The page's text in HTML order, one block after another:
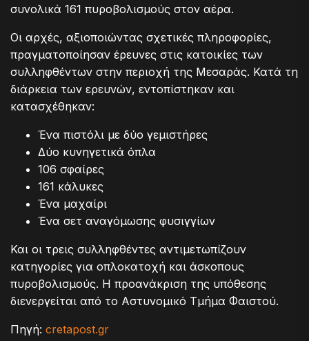
συνολικά 161 πυροβολισμούς στον αέρα.
Οι αρχές, αξιοποιώντας σχετικές πληροφορίες,
πραγματοποίησαν έρευνες στις κατοικίες των
συλληφθέντων στην περιοχή της Μεσαράς. Κατά τη
διάρκεια των ερευνών, εντοπίστηκαν και
κατασχέθηκαν:
Ένα πιστόλι με δύο γεμιστήρες
Δύο κυνηγετικά όπλα
106 σφαίρες
161 κάλυκες
Ένα μαχαίρι
Ένα σετ αναγόμωσης φυσιγγίων
Και οι τρεις συλληφθέντες αντιμετωπίζουν
κατηγορίες για οπλοκατοχή και άσκοπους
πυροβολισμούς. Η προανάκριση της υπόθεσης
διενεργείται από το Αστυνομικό Τμήμα Φαιστού.
Πηγή: cretapost.gr